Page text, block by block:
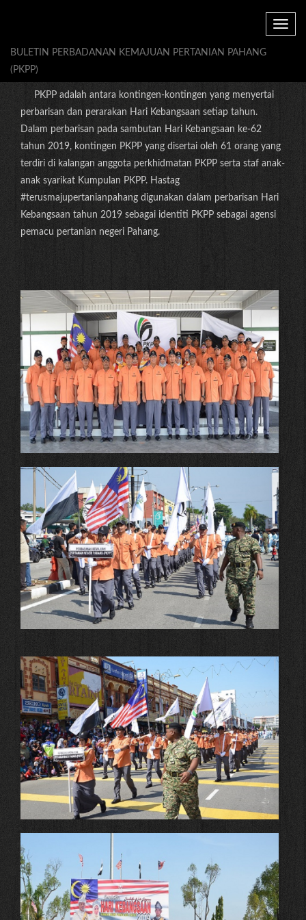
Toggle
BULETIN PERBADANAN KEMAJUAN PERTANIAN PAHANG
(PKPP)
Sambutan Hari Kemerdekaan Ke-62
PKPP adalah antara kontingen-kontingen yang menyertai
perbarisan dan perarakan Hari Kebangsaan setiap tahun.
Dalam perbarisan pada sambutan Hari Kebangsaan ke-62
tahun 2019, kontingen PKPP yang disertai oleh 61 orang yang
terdiri di kalangan anggota perkhidmatan PKPP serta staf anak-
anak syarikat Kumpulan PKPP. Hastag
#terusmajupertanianpahang digunakan dalam perbarisan Hari
Kebangsaan tahun 2019 sebagai identiti PKPP sebagai agensi
pemacu pertanian negeri Pahang.